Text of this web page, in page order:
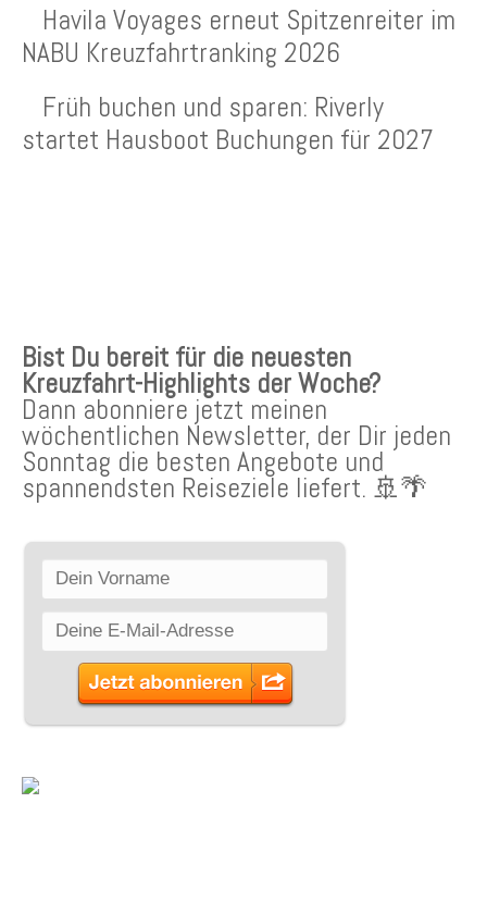
Havila Voyages erneut Spitzenreiter im
NABU Kreuzfahrtranking 2026
Früh buchen und sparen: Riverly
startet Hausboot Buchungen für 2027
Bist Du bereit für die neuesten
Kreuzfahrt-Highlights der Woche?
Dann abonniere jetzt meinen
wöchentlichen Newsletter, der Dir jeden
Sonntag die besten Angebote und
spannendsten Reiseziele liefert. 🚢🌴